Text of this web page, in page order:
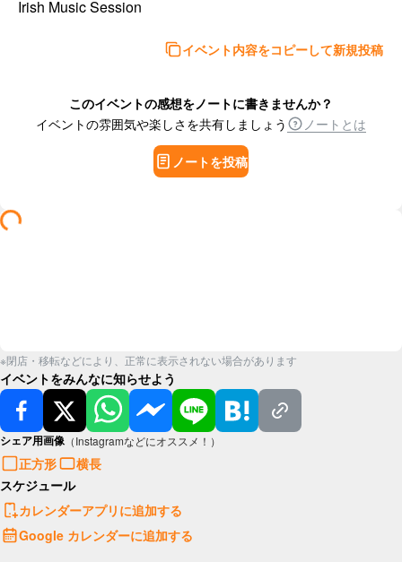
Irish Music Session
イベント内容をコピーして新規投稿
このイベントの感想をノートに書きませんか？
イベントの雰囲気や楽しさを共有しましょう
ノートとは
ノートを投稿
※閉店・移転などにより、正常に表示されない場合があります
イベントをみんなに知らせよう
シェア用画像 （Instagramなどにオススメ！）
正方形
横長
スケジュール
カレンダーアプリに追加する
Google カレンダーに追加する